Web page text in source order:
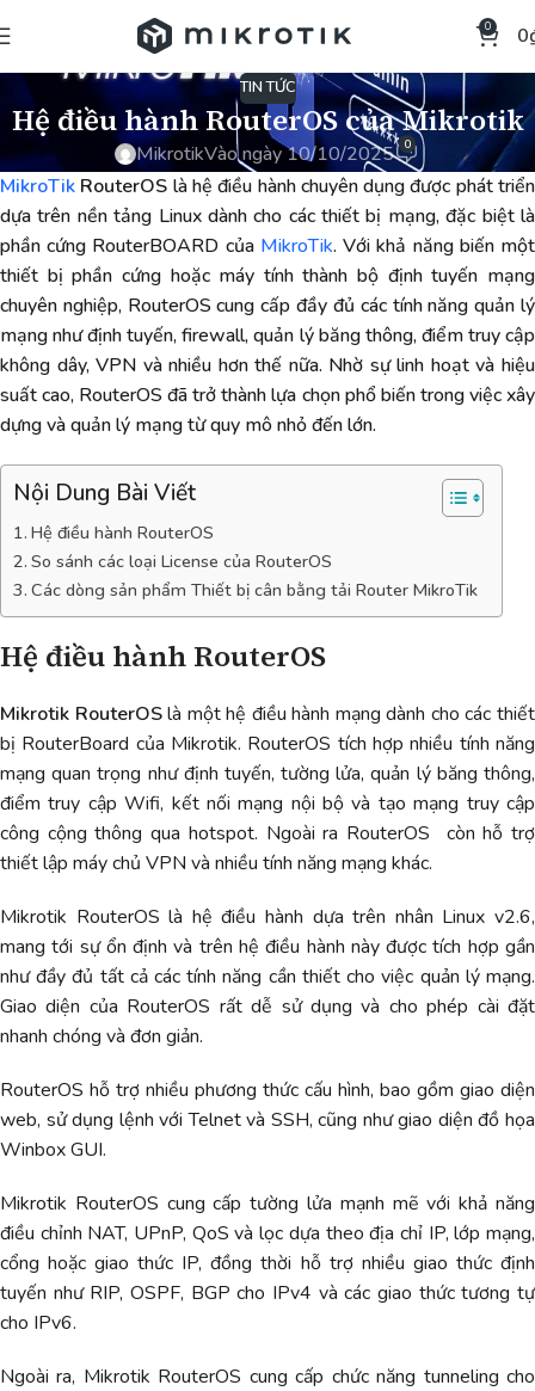
0 0
TIN TỨC
Hệ điều hành RouterOS của Mikrotik
MikrotikVào ngày 10/10/2025 0
MikroTik RouterOS là hệ điều hành chuyên dụng được phát triển
dựa trên nền tảng Linux dành cho các thiết bị mạng, đặc biệt là
phần cứng RouterBOARD của MikroTik. Với khả năng biến một
thiết bị phần cứng hoặc máy tính thành bộ định tuyến mạng
chuyên nghiệp, RouterOS cung cấp đầy đủ các tính năng quản lý
mạng như định tuyến, firewall, quản lý băng thông, điểm truy cập
không dây, VPN và nhiều hơn thế nữa. Nhờ sự linh hoạt và hiệu
suất cao, RouterOS đã trở thành lựa chọn phổ biến trong việc xây
dựng và quản lý mạng từ quy mô nhỏ đến lớn.
Nội Dung Bài Viết
Hệ điều hành RouterOS
So sánh các loại License của RouterOS
Các dòng sản phẩm Thiết bị cân bằng tải Router MikroTik
Hệ điều hành RouterOS
Mikrotik RouterOSlà một hệ điều hành mạng dành cho các thiết
bị RouterBoard của Mikrotik. RouterOS tích hợp nhiều tính năng
mạng quan trọng như định tuyến, tường lửa, quản lý băng thông,
điểm truy cập Wifi, kết nối mạng nội bộ và tạo mạng truy cập
công cộng thông qua hotspot. Ngoài ra RouterOS còn hỗ trợ
thiết lập máy chủ VPN và nhiều tính năng mạng khác.
Mikrotik RouterOS là hệ điều hành dựa trên nhân Linux v2.6,
mang tới sự ổn định và trên hệ điều hành này được tích hợp gần
như đầy đủ tất cả các tính năng cần thiết cho việc quản lý mạng.
Giao diện của RouterOS rất dễ sử dụng và cho phép cài đặt
nhanh chóng và đơn giản.
RouterOS hỗ trợ nhiều phương thức cấu hình, bao gồm giao diện
web, sử dụng lệnh với Telnet và SSH, cũng như giao diện đồ họa
Winbox GUI.
Mikrotik RouterOS cung cấp tường lửa mạnh mẽ với khả năng
điều chỉnh NAT, UPnP, QoS và lọc dựa theo địa chỉ IP, lớp mạng,
cổng hoặc giao thức IP, đồng thời hỗ trợ nhiều giao thức định
tuyến như RIP, OSPF, BGP cho IPv4 và các giao thức tương tự
cho IPv6.
Ngoài ra, Mikrotik RouterOS cung cấp chức năng tunneling cho